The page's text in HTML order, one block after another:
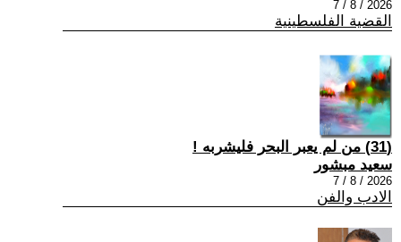
2026 / 8 / 7
القضية الفلسطينية
(31) من لم يعبر البحر فليشربه !
سعيد مبشور
2026 / 8 / 7
الادب والفن